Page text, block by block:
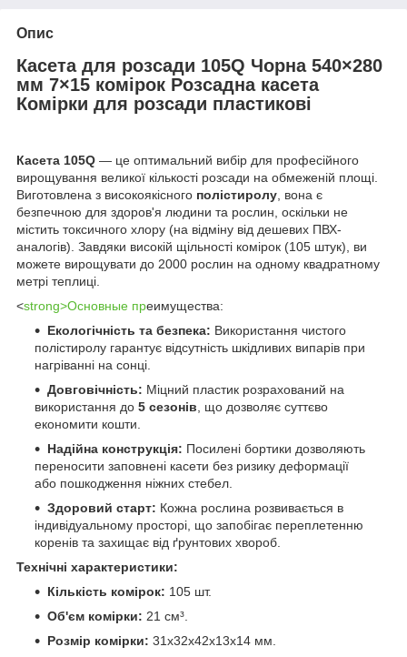
Опис
Касета для розсади 105Q Чорна 540×280
мм 7×15 комірок Розсадна касета
Комірки для розсади пластикові
Касета 105Q — це оптимальний вибір для професійного
вирощування великої кількості розсади на обмеженій площі.
Виготовлена з високоякісного полістиролу, вона є
безпечною для здоров'я людини та рослин, оскільки не
містить токсичного хлору (на відміну від дешевих ПВХ-
аналогів). Завдяки високій щільності комірок (105 штук), ви
можете вирощувати до 2000 рослин на одному квадратному
метрі теплиці.
<strong>Основные преимущества:
Екологічність та безпека: Використання чистого
полістиролу гарантує відсутність шкідливих випарів при
нагріванні на сонці.
Довговічність: Міцний пластик розрахований на
використання до 5 сезонів, що дозволяє суттєво
економити кошти.
Надійна конструкція: Посилені бортики дозволяють
переносити заповнені касети без ризику деформації
або пошкодження ніжних стебел.
Здоровий старт: Кожна рослина розвивається в
індивідуальному просторі, що запобігає переплетенню
коренів та захищає від ґрунтових хвороб.
Технічні характеристики:
Кількість комірок: 105 шт.
Об'єм комірки: 21 см³.
Розмір комірки: 31х32х42х13х14 мм.